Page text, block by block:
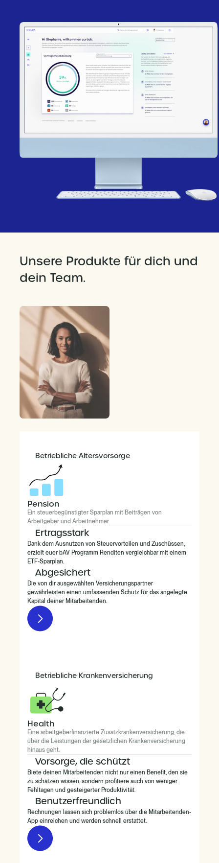
Unsere Produkte für dich und
dein Team.
Betriebliche Altersvorsorge
Pension
Ein steuerbegünstigter Sparplan mit Beiträgen von
Arbeitgeber und Arbeitnehmer.
Ertragsstark
Dank dem Ausnutzen von Steuervorteilen und Zuschüssen,
erzielt euer bAV Programm Renditen vergleichbar mit einem
ETF-Sparplan.
Abgesichert
Die von dir ausgewählten Versicherungspartner
gewährleisten einen umfassenden Schutz für das angelegte
Kapital deiner Mitarbeitenden.
Betriebliche Krankenversicherung
Health
Eine arbeitgeberfinanzierte Zusatzkrankenversicherung, die
über die Leistungen der gesetzlichen Krankenversicherung
hinaus geht.
Vorsorge, die schützt
Biete deinen Mitarbeitenden nicht nur einen Benefit, den sie
zu schätzen wissen, sondern profitiere auch von weniger
Fehltagen und gesteigerter Produktivität.
Benutzerfreundlich
Rechnungen lassen sich problemlos über die Mitarbeitenden-
App einreichen und werden schnell erstattet.